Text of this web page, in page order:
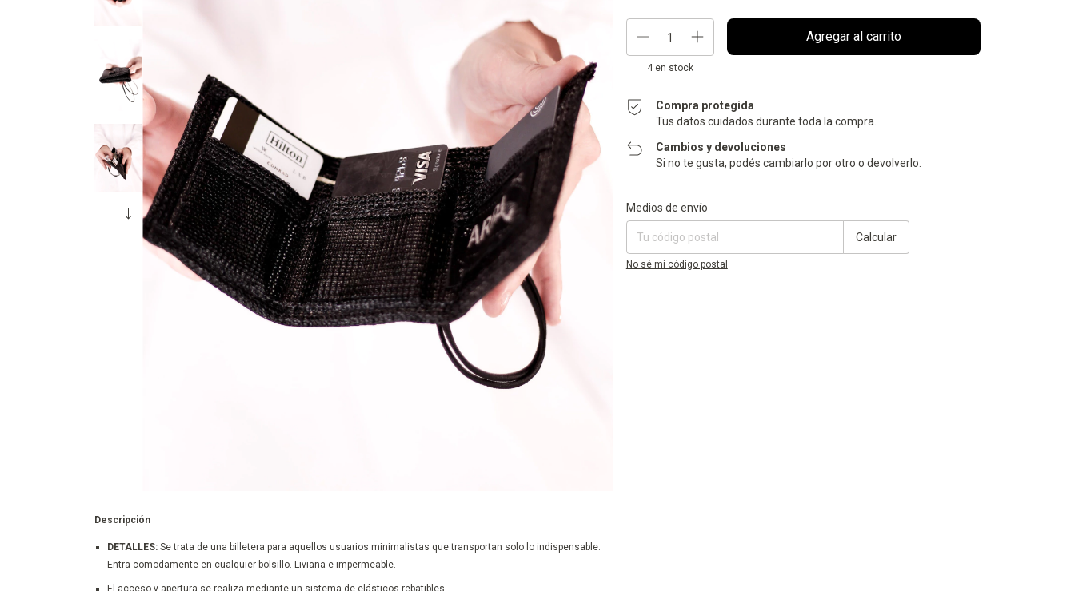
4en stock
Compra protegida
Tus datos cuidados durante toda la compra.
Cambios y devoluciones
Si no te gusta, podés cambiarlo por otro o devolverlo.
Entregas para el CP:
Medios de envío
Calcular
No sé mi código postal
Descripción
DETALLES: Se trata de una billetera para aquellos usuarios minimalistas que transportan solo lo indispensable.
Entra comodamente en cualquier bolsillo. Liviana e impermeable.
El acceso y apertura se realiza mediante un sistema de elásticos rebatibles.